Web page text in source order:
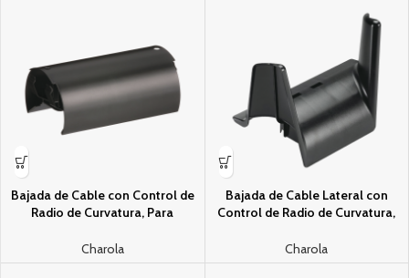
Bajada de Cable con Control de
Radio de Curvatura, Para
Color Negro
Charola
Bajada de Cable Lateral con
Control de Radio de Curvatura,
Panduit, Color Negro
Charola